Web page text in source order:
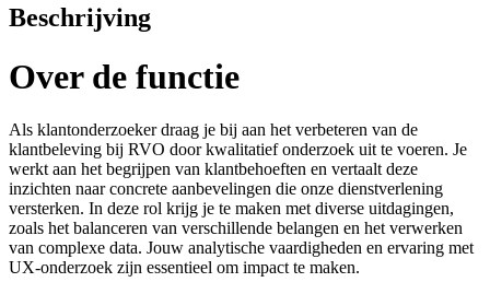
Beschrijving
Over de functie
Als klantonderzoeker draag je bij aan het verbeteren van de
klantbeleving bij RVO door kwalitatief onderzoek uit te voeren. Je
werkt aan het begrijpen van klantbehoeften en vertaalt deze
inzichten naar concrete aanbevelingen die onze dienstverlening
versterken. In deze rol krijg je te maken met diverse uitdagingen,
zoals het balanceren van verschillende belangen en het verwerken
van complexe data. Jouw analytische vaardigheden en ervaring met
UX-onderzoek zijn essentieel om impact te maken.